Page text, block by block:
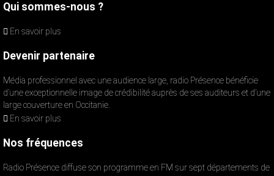
Qui sommes-nous ?
En savoir plus
Devenir partenaire
Média professionnel avec une audience large, radio Présence bénéficie
d’une exceptionnelle image de crédibilité auprès de ses auditeurs et d’une
large couverture en Occitanie.
En savoir plus
Nos fréquences
Radio Présence diffuse son programme en FM sur sept départements de